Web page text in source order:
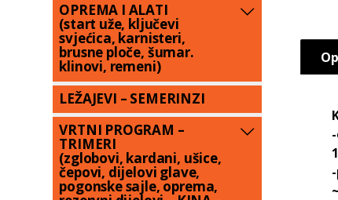
OPREMA I ALATI
(start uže, ključevi
svjećica, karnisteri,
brusne ploče, šumar.
klinovi, remeni)
LEŽAJEVI – SEMERINZI
VRTNI PROGRAM –
TRIMERI
(zglobovi, kardani, ušice,
čepovi, dijelovi glave,
pogonske sajle, oprema,